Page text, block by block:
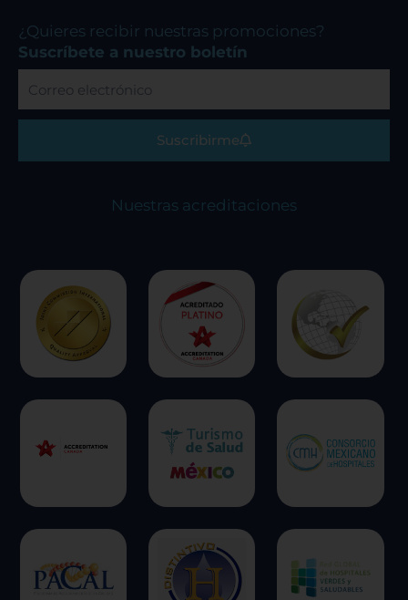
b
o
o
k
a
g
r
a
m
u
b
e
¿Quieres recibir nuestras promociones?
Suscríbete a nuestro boletín
electrónico
Suscribirme
Nuestras acreditaciones